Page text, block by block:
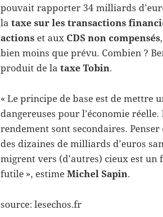
pouvait rapporter 34 milliards
lataxe sur les transactions
actions et aux CDS non compensés
bien moins que prévu. Combien ?
produit de lataxe Tobin.
« Le principe de base est de mettre
dangereuses pour l’économie
rendement sont secondaires.
des dizaines de milliards d’euros
migrent vers (d’autres) cieux est
futile », estimeMichel Sapin.
source: lesechos.fr